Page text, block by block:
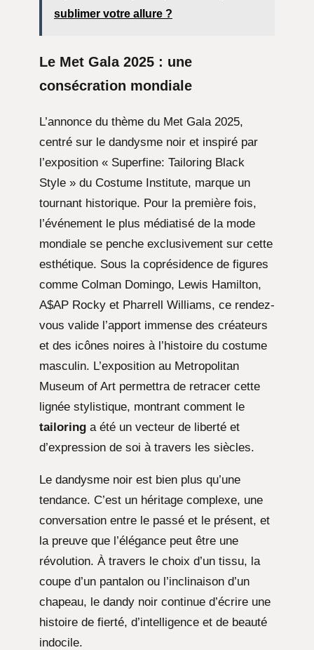
sublimer votre allure ?
Le Met Gala 2025 : une
consécration mondiale
L’annonce du thème du Met Gala 2025,
centré sur le dandysme noir et inspiré par
l’exposition « Superfine: Tailoring Black
Style » du Costume Institute, marque un
tournant historique. Pour la première fois,
l’événement le plus médiatisé de la mode
mondiale se penche exclusivement sur cette
esthétique. Sous la coprésidence de figures
comme Colman Domingo, Lewis Hamilton,
A$AP Rocky et Pharrell Williams, ce rendez-
vous valide l’apport immense des créateurs
et des icônes noires à l’histoire du costume
masculin. L’exposition au Metropolitan
Museum of Art permettra de retracer cette
lignée stylistique, montrant comment le
tailoring a été un vecteur de liberté et
d’expression de soi à travers les siècles.
Le dandysme noir est bien plus qu’une
tendance. C’est un héritage complexe, une
conversation entre le passé et le présent, et
la preuve que l’élégance peut être une
révolution. À travers le choix d’un tissu, la
coupe d’un pantalon ou l’inclinaison d’un
chapeau, le dandy noir continue d’écrire une
histoire de fierté, d’intelligence et de beauté
indocile.